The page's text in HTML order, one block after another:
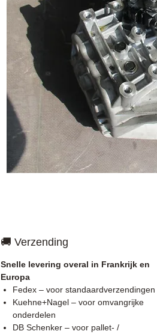
🚚 Verzending
Snelle levering overal in Frankrijk en
Europa
Fedex – voor standaardverzendingen
Kuehne+Nagel – voor omvangrijke
onderdelen
DB Schenker – voor pallet- /